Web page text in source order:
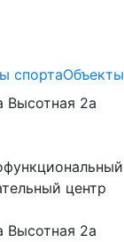
спортаОбъекты
Высотная 2a
центр
Высотная 2a